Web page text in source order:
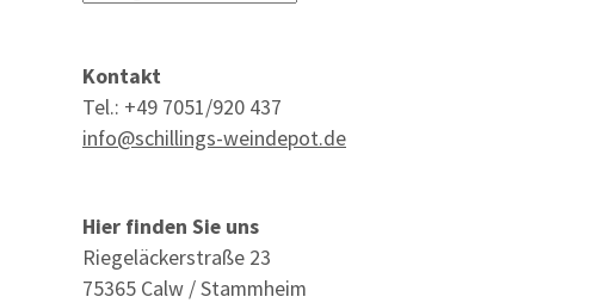
Kontakt
Tel.: +49 7051/920 437
info@schillings-weindepot.de
Hier finden Sie uns
Riegeläckerstraße 23
75365 Calw / Stammheim